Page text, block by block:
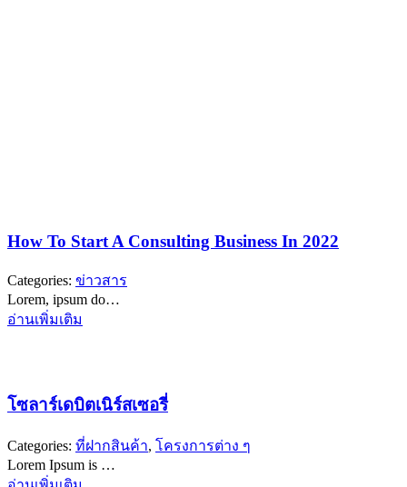
How To Start A Consulting Business In 2022
Categories: ข่าวสาร
Lorem, ipsum do…
อ่านเพิ่มเติม
โซลาร์เดบิตเนิร์สเซอรี่
Categories: ที่ฝากสินค้า, โครงการต่าง ๆ
Lorem Ipsum is …